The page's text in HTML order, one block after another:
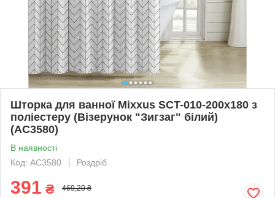
Шторка для ванної Mixxus SCT-010-200x180 з
поліестеру (Візерунок "Зигзаг" білий)
(AC3580)
В наявності
Код: AC3580
Роздріб
391 ₴ 469,20 ₴